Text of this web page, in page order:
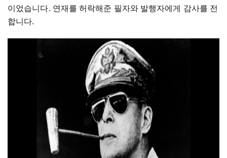
이었습니다. 연재를 허락해준 필자와 발행자에게 감사를 전
합니다.